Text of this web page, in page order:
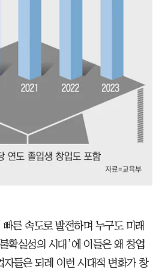
른 속도로 발전하며 누구도 미래
확실성의 시대’에 이들은 왜 창업
들은 되레 이런 시대적 변화가 창